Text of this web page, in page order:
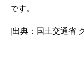
です。
[出典：国土交通省